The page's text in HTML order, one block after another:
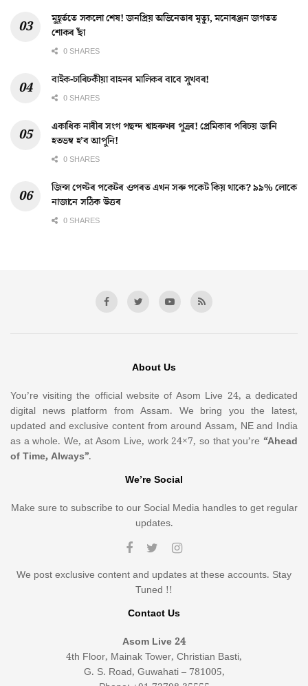
মুহূৰ্ততে সকলো শেষ! জনপ্ৰিয় অভিনেতাৰ মৃত্যু, মনোৰঞ্জন জগতত
শোকৰ ছাঁ
0 SHARES
বাইক-চাৰিচকীয়া বাহনৰ মালিকৰ বাবে সুখবৰ!
0 SHARES
একাধিক নাৰীৰ সংগ পছন্দ শ্বাহৰুখৰ পুত্ৰৰ! প্ৰেমিকাৰ পৰিচয় জানি
হতভম্ব হ’ব আপুনি!
0 SHARES
জিন্স পেণ্টৰ পকেটৰ ওপৰত এখন সৰু পকেট কিয় থাকে? ৯৯% লোকে
নাজানে সঠিক উত্তৰ
0 SHARES
About Us
You’re visiting the official website of Asom Live 24, a dedicated
digital news platform from Assam. We bring you the latest,
updated and exclusive content from around Assam, NE and India
as a whole. We, at Asom Live, work 24×7, so that you’re “Ahead
of Time, Always”.
We’re Social
Make sure to subscribe to our Social Media handles to get regular
updates.
We post exclusive content and updates at these accounts. Stay
Tuned !!
Contact Us
Asom Live 24
4th Floor, Mainak Tower, Christian Basti,
G. S. Road, Guwahati – 781005,